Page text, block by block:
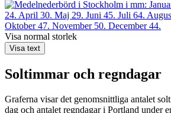
Visa normal storlek
Visa text
Soltimmar och regndagar
Graferna visar det genomsnittliga antalet
dag och antalet regndagar i Portland under